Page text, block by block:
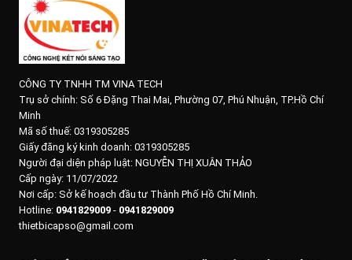
CÔNG TY TNHH TM VINA TECH
Trụ sở chính: Số 6 Đặng Thai Mai, Phường 07, Phú Nhuận, TP.Hồ Chí
Minh
Mã số thuế: 0319305285
Giấy đăng ký kinh doanh: 0319305285
Người đại diện pháp luật: NGUYỄN THỊ XUÂN THẢO
Cấp ngày: 11/07/2022
Nơi cấp: Sở kế hoạch đầu tư Thành Phố Hồ Chí Minh.
Hotline: 0941829009 - 0941829009
thietbicapso@gmail.com